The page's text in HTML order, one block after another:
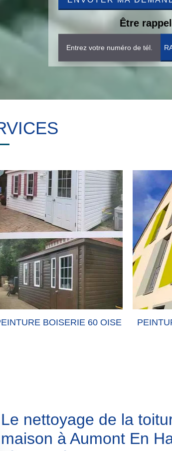
Être
BOISERIE 60 OISE
Le nettoyage de la
maison à Aumont En